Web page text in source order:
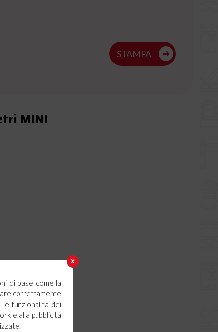
STAMPA
MINI
di base come la
correttamente
le funzionalità dei
e alla pubblicità